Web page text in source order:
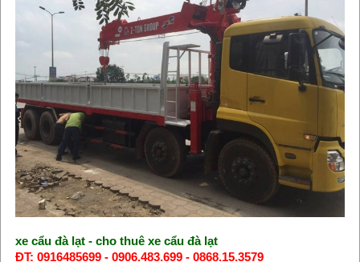
xe cẩu đà lạt- cho thuê xe cẩu đà lạt
ĐT: 0916485699 - 0906.483.699 - 0868.15.3579